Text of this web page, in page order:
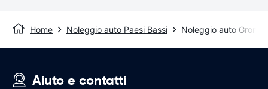
Home Noleggio auto Paesi Bassi Noleggio auto
Aiuto e contatti